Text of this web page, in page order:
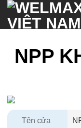
Chuyển
đến
nội
NPP
Tên cửa